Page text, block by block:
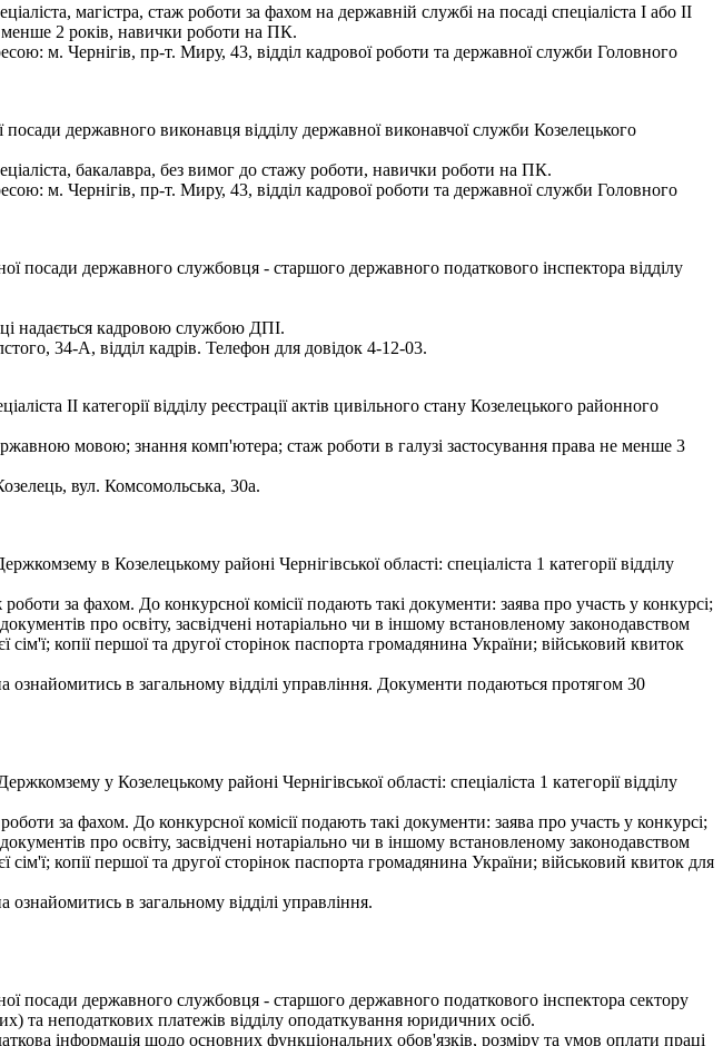
магістра, стаж роботи за фахом на державній службі на посаді спеціаліста І або ІІ
менше 2 років, навички роботи на ПК.
м. Чернігів, пр-т. Миру, 43, відділ кадрової роботи та державної служби Головного
державного виконавця відділу державної виконавчої служби Козелецького
бакалавра, без вимог до стажу роботи, навички роботи на ПК.
м. Чернігів, пр-т. Миру, 43, відділ кадрової роботи та державної служби Головного
посади державного службовця - старшого державного податкового інспектора відділу
надається кадровою службою ДПІ.
34-А, відділ кадрів. Телефон для довідок 4-12-03.
ІІ категорії відділу реєстрації актів цивільного стану Козелецького районного
мовою; знання комп'ютера; стаж роботи в галузі застосування права не менше 3
вул. Комсомольська, 30а.
в Козелецькому районі Чернігівської області: спеціаліста 1 категорії відділу
за фахом. До конкурсної комісії подають такі документи: заява про участь у конкурсі;
про освіту, засвідчені нотаріально чи в іншому встановленому законодавством
копії першої та другої сторінок паспорта громадянина України; військовий квиток
в загальному відділі управління. Документи подаються протягом 30
у Козелецькому районі Чернігівської області: спеціаліста 1 категорії відділу
за фахом. До конкурсної комісії подають такі документи: заява про участь у конкурсі;
про освіту, засвідчені нотаріально чи в іншому встановленому законодавством
копії першої та другої сторінок паспорта громадянина України; військовий квиток для
в загальному відділі управління.
посади державного службовця - старшого державного податкового інспектора сектору
та неподаткових платежів відділу оподаткування юридичних осіб.
інформація щодо основних функціональних обов'язків, розміру та умов оплати праці